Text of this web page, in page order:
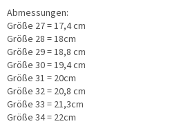
Abmessungen:
Größe 27 = 17,4 cm
Größe 28 = 18cm
Größe 29 = 18,8 cm
Größe 30 = 19,4 cm
Größe 31 = 20cm
Größe 32 = 20,8 cm
Größe 33 = 21,3cm
Größe 34 = 22cm